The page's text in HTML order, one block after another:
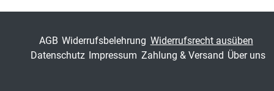
Band 11
AGB Widerrufsbelehrung Widerrufsrecht ausüben
Datenschutz Impressum Zahlung & Versand Über uns